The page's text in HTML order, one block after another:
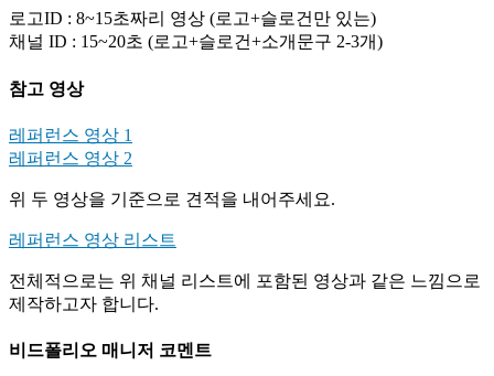
로고ID : 8~15초짜리 영상 (로고+슬로건만 있는)
채널 ID : 15~20초 (로고+슬로건+소개문구 2-3개)
참고 영상
레퍼런스 영상 1
레퍼런스 영상 2
위 두 영상을 기준으로 견적을 내어주세요.
레퍼런스 영상 리스트
전체적으로는 위 채널 리스트에 포함된 영상과 같은 느낌으로
제작하고자 합니다.
비드폴리오 매니저 코멘트